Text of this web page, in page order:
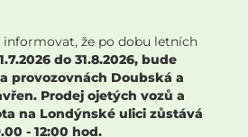
informovat, že po dobu letních
1.7.2026 do 31.8.2026, bude
provozovnách Doubská a
Prodej ojetých vozů a
na Londýnské ulici zůstává
- 12:00 hod.